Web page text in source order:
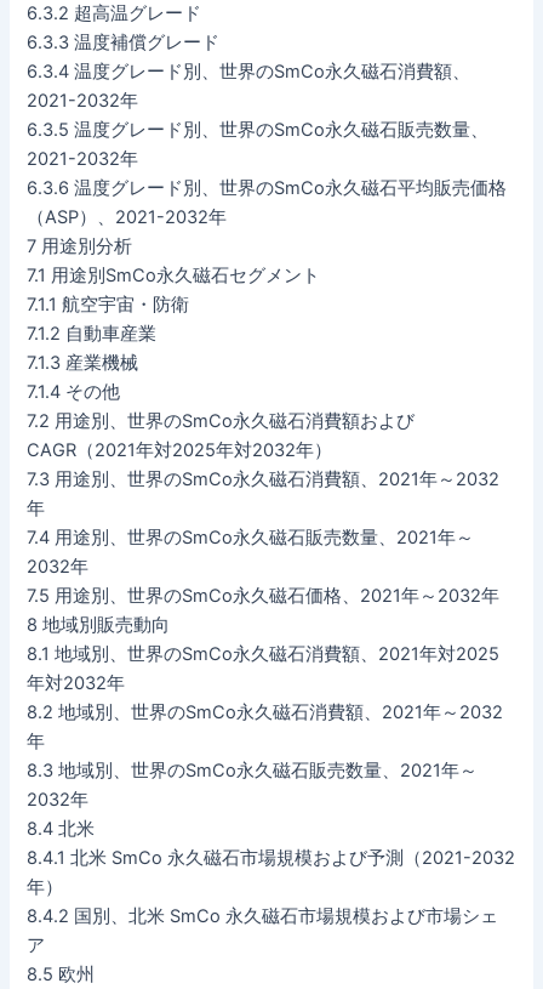
6.3.2 超高温グレード
6.3.3 温度補償グレード
6.3.4 温度グレード別、世界のSmCo永久磁石消費額、
2021-2032年
6.3.5 温度グレード別、世界のSmCo永久磁石販売数量、
2021-2032年
6.3.6 温度グレード別、世界のSmCo永久磁石平均販売価格
（ASP）、2021-2032年
7 用途別分析
7.1 用途別SmCo永久磁石セグメント
7.1.1 航空宇宙・防衛
7.1.2 自動車産業
7.1.3 産業機械
7.1.4 その他
7.2 用途別、世界のSmCo永久磁石消費額および
CAGR（2021年対2025年対2032年）
7.3 用途別、世界のSmCo永久磁石消費額、2021年～2032
年
7.4 用途別、世界のSmCo永久磁石販売数量、2021年～
2032年
7.5 用途別、世界のSmCo永久磁石価格、2021年～2032年
8 地域別販売動向
8.1 地域別、世界のSmCo永久磁石消費額、2021年対2025
年対2032年
8.2 地域別、世界のSmCo永久磁石消費額、2021年～2032
年
8.3 地域別、世界のSmCo永久磁石販売数量、2021年～
2032年
8.4 北米
8.4.1 北米 SmCo 永久磁石市場規模および予測（2021-2032
年）
8.4.2 国別、北米 SmCo 永久磁石市場規模および市場シェ
ア
8.5 欧州